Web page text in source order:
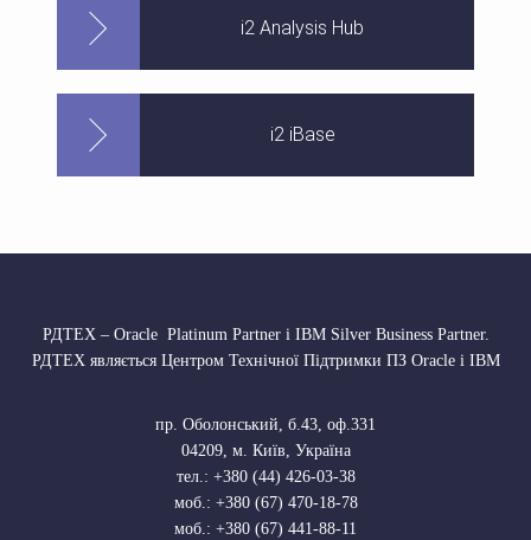
i2 Analysis Hub
i2 iBase
РДТЕХ – Oracle Platinum Partner і IBM Silver Business Partner.
РДТЕХ являється Центром Технічної Підтримки ПЗ Oracle і IBM
пр. Оболонський, б.43, оф.331
04209, м. Київ, Україна
тел.: +380 (44) 426-03-38
моб.: +380 (67) 470-18-78
моб.: +380 (67) 441-88-11